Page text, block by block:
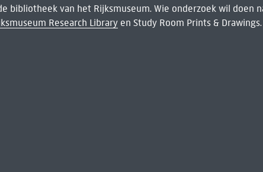
bibliotheek van het Rijksmuseum. Wie onderzoek wil doen
Research Libraryen Study Room Prints & Drawings.